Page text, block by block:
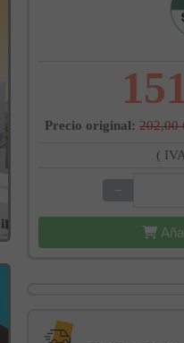
Precio original: 202,00
(
−